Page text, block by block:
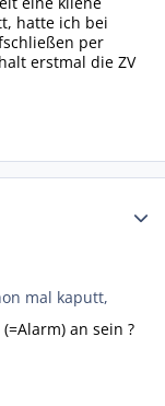
hatte ich bei
per
erstmal die ZV
mal kaputt,
an sein ?